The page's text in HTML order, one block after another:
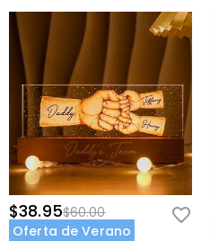
$38.95$60.00
Oferta de Verano